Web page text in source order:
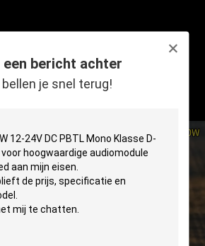
een bericht achter
bellen je snel terug!